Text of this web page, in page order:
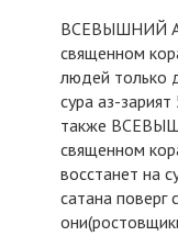
ВСЕВЫШНИЙ
священном
людей только
сура аз-
также
священном
восстанет на
сатана поверг